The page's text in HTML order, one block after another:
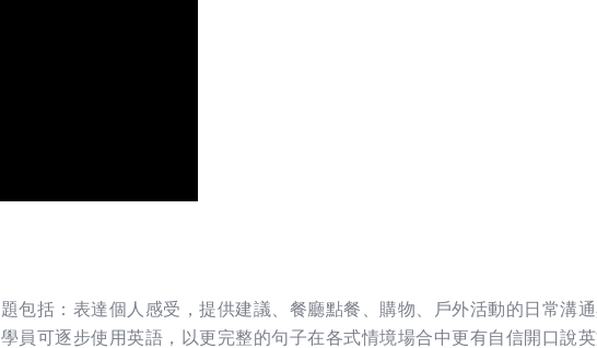
包括：表達個人感受，提供建議、餐廳點餐、購物、戶外活動的日常溝通
員可逐步使用英語，以更完整的句子在各式情境場合中更有自信開口說英